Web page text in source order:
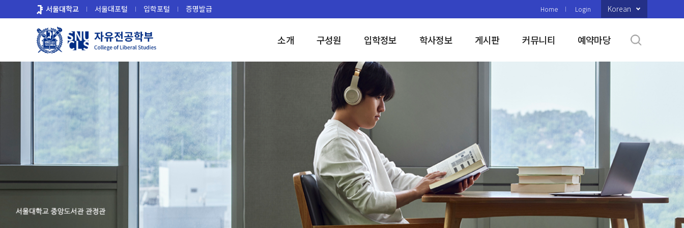
로
서울대학교 서울대포털 입학포털 증명발급 Home Login Korean
소개 구성원 입학정보 학사정보 게시판 커뮤니티 예약마당